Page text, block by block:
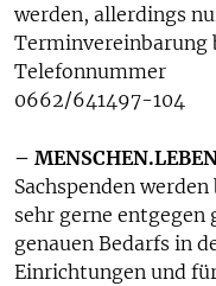
werden, allerdings
Terminvereinbarung
Telefonnummer
0662/641497-104
–
Sachspenden
sehr gerne entgegen
genauen Bedarfs in
Einrichtungen und